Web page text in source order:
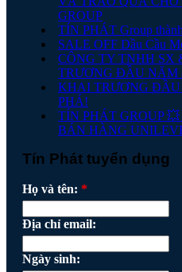
GROUP
TÍN PHÁT Group
SALE OFF Dầu Cầu
CÔNG TY TNHH
TRƯƠNG ĐẦU NĂM
KHAI TRƯƠNG ĐẦU
PHÁ!
TÍN PHÁT GROUP
BÁN HÀNG
Tín Phát tuyển dụng
Họ và tên: *
Địa chỉ email:
Ngày sinh: